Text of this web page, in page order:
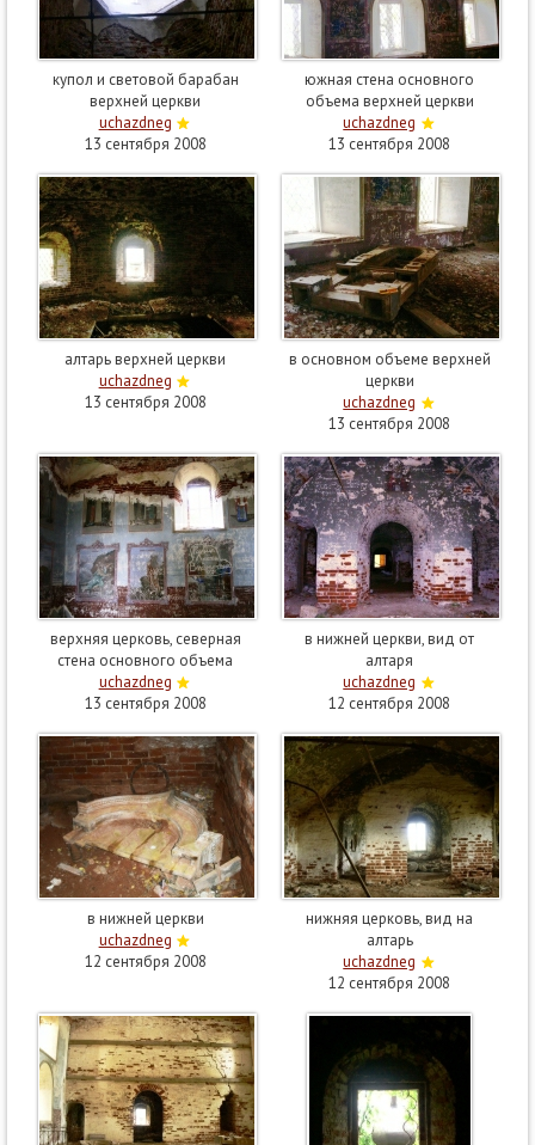
купол и световой барабан
верхней церкви
uchazdneg
13 сентября 2008
южная стена основного
объема верхней церкви
uchazdneg
13 сентября 2008
алтарь верхней церкви
uchazdneg
13 сентября 2008
в основном объеме верхней
церкви
uchazdneg
13 сентября 2008
верхняя церковь, северная
стена основного объема
uchazdneg
13 сентября 2008
в нижней церкви, вид от
алтаря
uchazdneg
12 сентября 2008
в нижней церкви
uchazdneg
12 сентября 2008
нижняя церковь, вид на
алтарь
uchazdneg
12 сентября 2008